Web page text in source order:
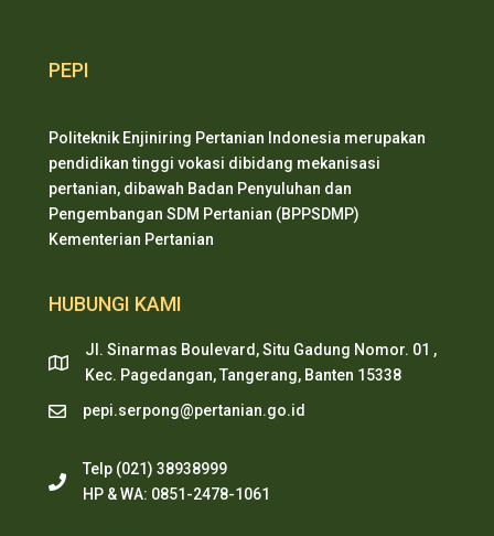
PEPI
Politeknik Enjiniring Pertanian Indonesia merupakan
pendidikan tinggi vokasi dibidang mekanisasi
pertanian, dibawah Badan Penyuluhan dan
Pengembangan SDM Pertanian (BPPSDMP)
Kementerian Pertanian
HUBUNGI KAMI
Jl. Sinarmas Boulevard, Situ Gadung Nomor. 01 ,
Kec. Pagedangan, Tangerang, Banten 15338
pepi.serpong@pertanian.go.id
Telp (021) 38938999
HP & WA: 0851-2478-1061